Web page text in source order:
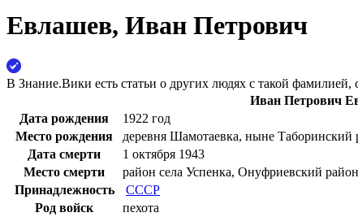
Евлашев, Иван Петрович
В Знание.Вики есть статьи о других людях с такой фамилией,
Иван Петрович
Дата рождения
1922 год
Место рождения
деревня Шамотаевка, ныне Таборинский
Дата смерти
1 октября 1943
Место смерти
район села Успенка, Онуфриевский
Принадлежность
СССР
Род войск
пехота